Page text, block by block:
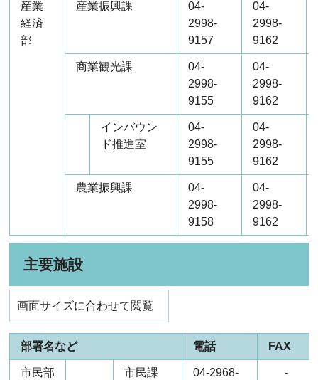
産業
経済
部
産業振興課
04-
2998-
9157
04-
2998-
9162
商業観光課
04-
2998-
9155
04-
2998-
9162
インバウン
ド推進室
04-
2998-
9155
04-
2998-
9162
農業振興課
04-
2998-
9158
04-
2998-
9162
主要施設
画面サイズに合わせて閲覧
部署名など 電話 FAX
市民部
市民課
04-2968-
-